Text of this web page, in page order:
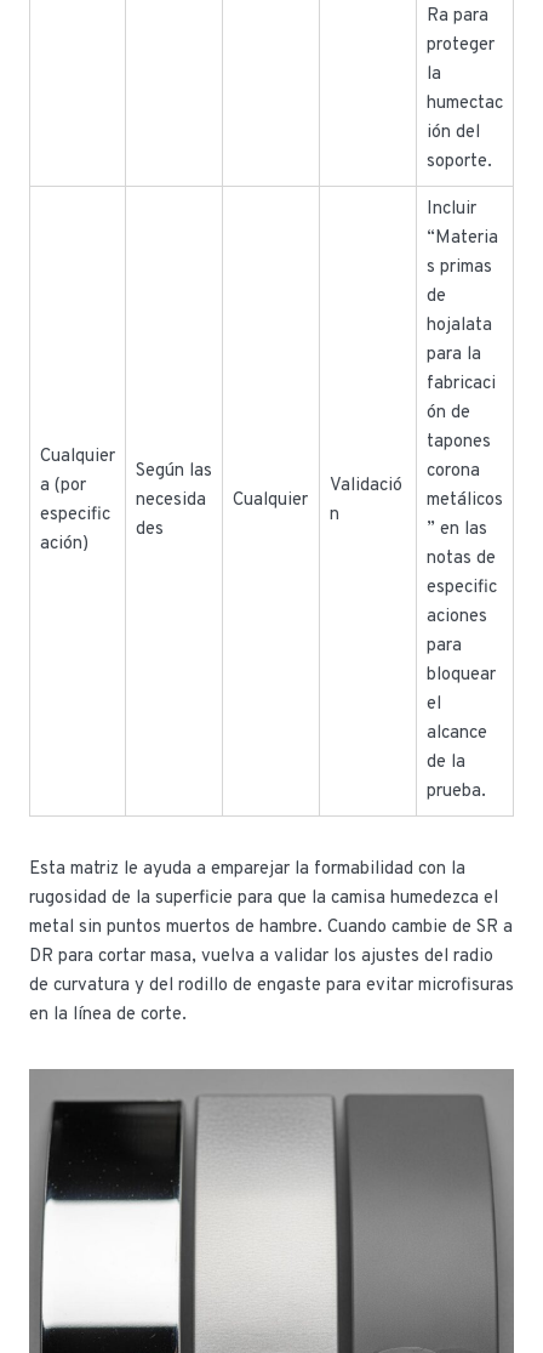
Ra para
proteger
la
humectac
ión del
soporte.
Cualquier
a (por
especific
ación)
Según las
necesida
des
Cualquier
Validació
n
Incluir
“Materia
s primas
de
hojalata
para la
fabricaci
ón de
tapones
corona
metálicos
” en las
notas de
especific
aciones
para
bloquear
el
alcance
de la
prueba.
Esta matriz le ayuda a emparejar la formabilidad con la
rugosidad de la superficie para que la camisa humedezca el
metal sin puntos muertos de hambre. Cuando cambie de SR a
DR para cortar masa, vuelva a validar los ajustes del radio
de curvatura y del rodillo de engaste para evitar microfisuras
en la línea de corte.